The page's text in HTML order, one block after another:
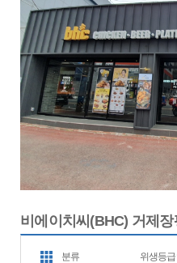
비에이치씨(BHC) 거제장
분류 위생등